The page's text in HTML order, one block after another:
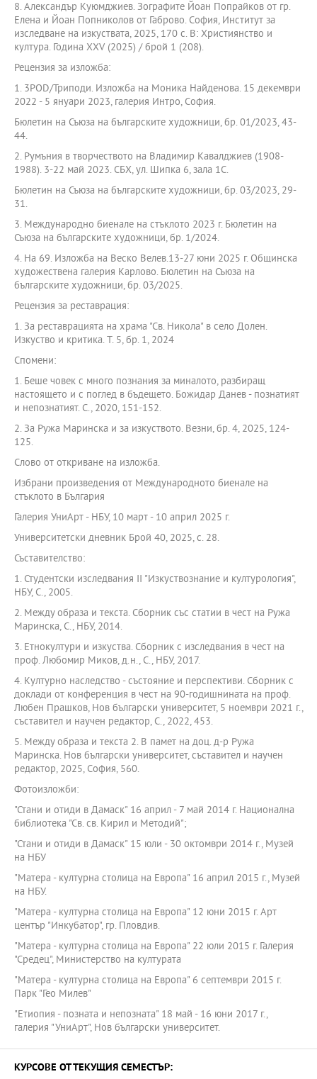
8. Александър Куюмджиев. Зографите Йоан Попрайков от гр.
Елена и Йоан Попниколов от Габрово. София, Институт за
изследване на изкуствата, 2025, 170 с. В: Християнство и
култура. Година ХХV (2025) / брой 1 (208).
Рецензия за изложба:
1. 3POD/Триподи. Изложба на Моника Найденова. 15 декември
2022 - 5 януари 2023, галерия Интро, София.
Бюлетин на Съюза на българските художници, бр. 01/2023, 43-
44.
2. Румъния в творчеството на Владимир Кавалджиев (1908-
1988). 3-22 май 2023. СБХ, ул. Шипка 6, зала 1С.
Бюлетин на Съюза на българските художници, бр. 03/2023, 29-
31.
3. Международно биенале на стъклото 2023 г. Бюлетин на
Съюза на българските художници, бр. 1/2024.
4. На 69. Изложба на Веско Велев.13-27 юни 2025 г. Общинска
художествена галерия Карлово. Бюлетин на Съюза на
българските художници, бр. 03/2025.
Рецензия за реставрация:
1. За реставрацията на храма "Св. Никола" в село Долен.
Изкуство и критика. Т. 5, бр. 1, 2024
Спомени:
1. Беше човек с много познания за миналото, разбиращ
настоящето и с поглед в бъдещето. Божидар Данев - познатият
и непознатият. С., 2020, 151-152.
2. За Ружа Маринска и за изкуството. Везни, бр. 4, 2025, 124-
125.
Слово от откриване на изложба.
Избрани произведения от Международното биенале на
стъклото в България
Галерия УниАрт - НБУ, 10 март - 10 април 2025 г.
Университетски дневник Брой 40, 2025, с. 28.
Съставителство:
1. Студентски изследвания ІІ "Изкуствознание и културология",
НБУ, С., 2005.
2. Между образа и текста. Сборник със статии в чест на Ружа
Маринска, С., НБУ, 2014.
3. Етнокултури и изкуства. Сборник с изследвания в чест на
проф. Любомир Миков, д.н., С., НБУ, 2017.
4. Културно наследство - състояние и перспективи. Сборник с
доклади от конференция в чест на 90-годишнината на проф.
Любен Прашков, Нов български университет, 5 ноември 2021 г.,
съставител и научен редактор, С., 2022, 453.
5. Между образа и текста 2. В памет на доц. д-р Ружа
Маринска. Нов български университет, съставител и научен
редактор, 2025, София, 560.
Фотоизложби:
"Стани и отиди в Дамаск" 16 април - 7 май 2014 г. Национална
библиотека "Св. св. Кирил и Методий";
"Стани и отиди в Дамаск" 15 юли - 30 октомври 2014 г., Музей
на НБУ
"Матера - културна столица на Европа" 16 април 2015 г., Музей
на НБУ.
"Матера - културна столица на Европа" 12 юни 2015 г. Арт
център "Инкубатор", гр. Пловдив.
"Матера - културна столица на Европа" 22 юли 2015 г. Галерия
"Средец", Министерство на културата
"Матера - културна столица на Европа" 6 септември 2015 г.
Парк "Гео Милев"
"Етиопия - позната и непозната" 18 май - 16 юни 2017 г.,
галерия "УниАрт", Нов български университет.
КУРСОВЕ ОТ ТЕКУЩИЯ СЕМЕСТЪР: